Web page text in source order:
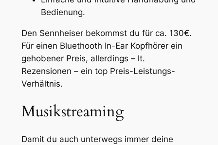
Bedienung.
Den Sennheiser bekommst du für ca. 130€.
Für einen Bluethooth In-Ear Kopfhörer ein
gehobener Preis, allerdings – lt.
Rezensionen – ein top Preis-Leistungs-
Verhältnis.
Musikstreaming
Damit du auch unterwegs immer deine